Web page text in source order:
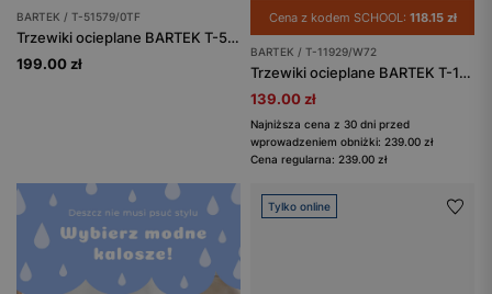
BARTEK / T-51579/0TF
Trzewiki ocieplane BARTEK T-51579/0TF, turkusowo-szary
199.00 zł
Cena z kodem SCHOOL: 118.15 zł
BARTEK / T-11929/W72
Trzewiki ocieplane BARTEK T-11929/W72, czarno-szary
139.00 zł
Najniższa cena z 30 dni przed
wprowadzeniem obniżki: 239.00 zł
Cena regularna: 239.00 zł
Tylko online